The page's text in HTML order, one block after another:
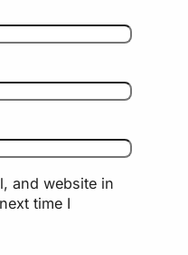
and website in
time I